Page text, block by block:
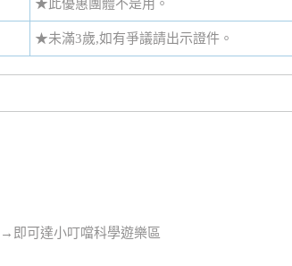
★此優惠團體不是用。
★未滿3歲,如有爭議請出示證件。
即可達小叮噹科學遊樂區